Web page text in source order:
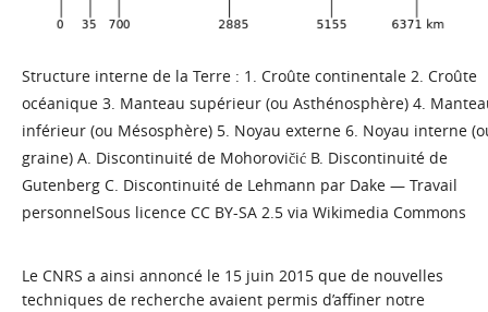
Structure interne de la Terre : 1. Croûte continentale 2. Croûte
océanique 3. Manteau supérieur (ou Asthénosphère) 4.
inférieur (ou Mésosphère) 5. Noyau externe 6. Noyau interne
graine) A. Discontinuité de Mohorovičić B. Discontinuité de
Gutenberg C. Discontinuité de Lehmann par Dake — Travail
personnelSous licence CC BY-SA 2.5 via Wikimedia Commons
Le CNRS a ainsi annoncé le 15 juin 2015 que de nouvelles
techniques de recherche avaient permis d’affiner notre